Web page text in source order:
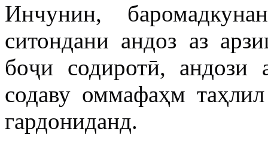
Инчунин,
ситондани андоз аз
боҷи содиротӣ, андози
содаву оммафаҳм
гардониданд.